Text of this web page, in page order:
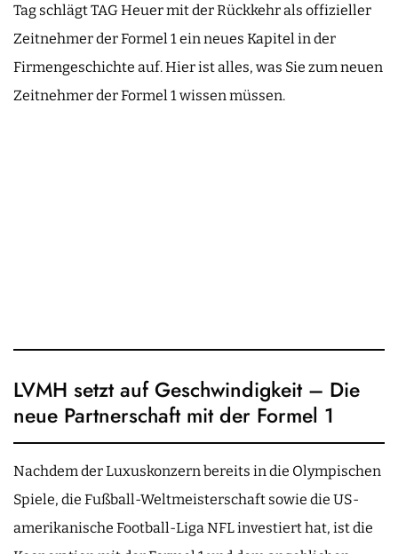
Tag schlägt TAG Heuer mit der Rückkehr als offizieller
Zeitnehmer der Formel 1 ein neues Kapitel in der
Firmengeschichte auf. Hier ist alles, was Sie zum neuen
Zeitnehmer der Formel 1 wissen müssen.
LVMH setzt auf Geschwindigkeit – Die
neue Partnerschaft mit der Formel 1
Nachdem der Luxuskonzern bereits in die Olympischen
Spiele, die Fußball-Weltmeisterschaft sowie die US-
amerikanische Football-Liga NFL investiert hat, ist die